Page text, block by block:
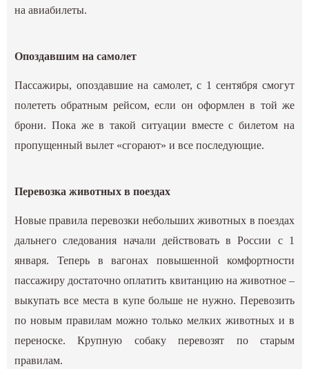
на авиабилеты.
Опоздавшим на самолет
Пассажиры, опоздавшие на самолет, с 1 сентября смогут
полететь обратным рейсом, если он оформлен в той же
брони. Пока же в такой ситуации вместе с билетом на
пропущенный вылет «сгорают» и все последующие.
Перевозка животных в поездах
Новые правила перевозки небольших животных в поездах
дальнего следования начали действовать в России с 1
января. Теперь в вагонах повышенной комфортности
пассажиру достаточно оплатить квитанцию на животное –
выкупать все места в купе больше не нужно. Перевозить
по новым правилам можно только мелких животных и в
переноске. Крупную собаку перевозят по старым
правилам.